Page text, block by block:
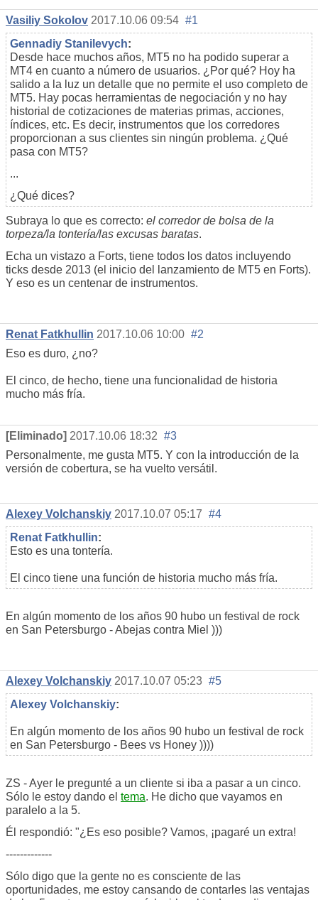
Vasiliy Sokolov 2017.10.06 09:54 #1
Gennadiy Stanilevych:
Desde hace muchos años, MT5 no ha podido superar a
MT4 en cuanto a número de usuarios. ¿Por qué? Hoy ha
salido a la luz un detalle que no permite el uso completo de
MT5. Hay pocas herramientas de negociación y no hay
historial de cotizaciones de materias primas, acciones,
índices, etc. Es decir, instrumentos que los corredores
proporcionan a sus clientes sin ningún problema. ¿Qué
pasa con MT5?
...
¿Qué dices?
Subraya lo que es correcto: el corredor de bolsa de la
torpeza/la tontería/las excusas baratas.
Echa un vistazo a Forts, tiene todos los datos incluyendo
ticks desde 2013 (el inicio del lanzamiento de MT5 en Forts).
Y eso es un centenar de instrumentos.
Renat Fatkhullin 2017.10.06 10:00 #2
Eso es duro, ¿no?
El cinco, de hecho, tiene una funcionalidad de historia
mucho más fría.
[Eliminado] 2017.10.06 18:32 #3
Personalmente, me gusta MT5. Y con la introducción de la
versión de cobertura, se ha vuelto versátil.
Alexey Volchanskiy 2017.10.07 05:17 #4
Renat Fatkhullin:
Esto es una tontería.
El cinco tiene una función de historia mucho más fría.
En algún momento de los años 90 hubo un festival de rock
en San Petersburgo - Abejas contra Miel )))
Alexey Volchanskiy 2017.10.07 05:23 #5
Alexey Volchanskiy:
En algún momento de los años 90 hubo un festival de rock
en San Petersburgo - Bees vs Honey ))))
ZS - Ayer le pregunté a un cliente si iba a pasar a un cinco.
Sólo le estoy dando el tema. He dicho que vayamos en
paralelo a la 5.
Él respondió: "¿Es eso posible? Vamos, ¡pagaré un extra!
-------------
Sólo digo que la gente no es consciente de las
oportunidades, me estoy cansando de contarles las ventajas